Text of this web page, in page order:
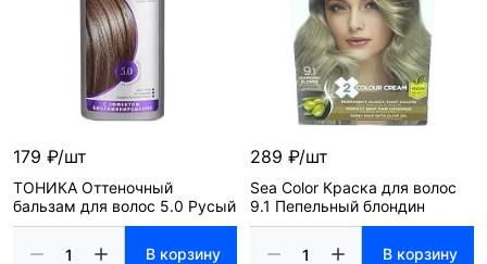
179 ₽/шт
ТОНИКА Оттеночный
бальзам для волос 5.0 Русый
В корзину
289 ₽/шт
Sea Color Краска для волос
9.1 Пепельный блондин
В корзину